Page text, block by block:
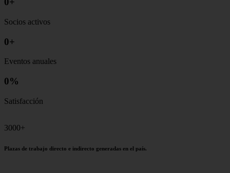
Socios activos
0+
Eventos anuales
0%
Satisfacción
3000+
Plazas de trabajo directo e indirecto generadas en el país.